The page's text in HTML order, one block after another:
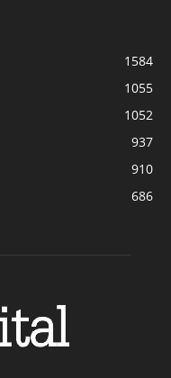
1584
1055
1052
937
910
686